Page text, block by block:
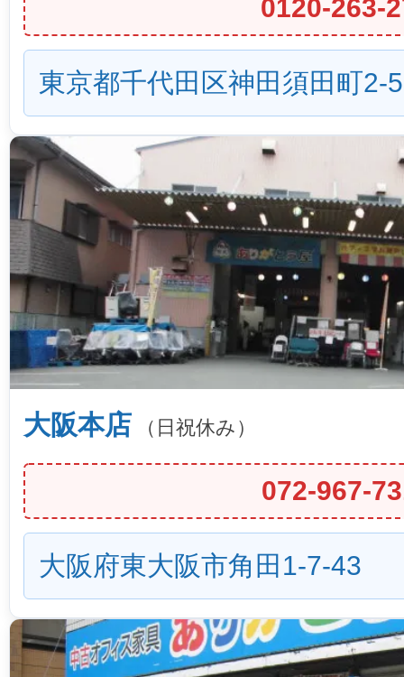
0120-263-
東京都千代田区神田須田町2-
大阪本店 （日祝休み）
072-967-
大阪府東大阪市角田1-7-43